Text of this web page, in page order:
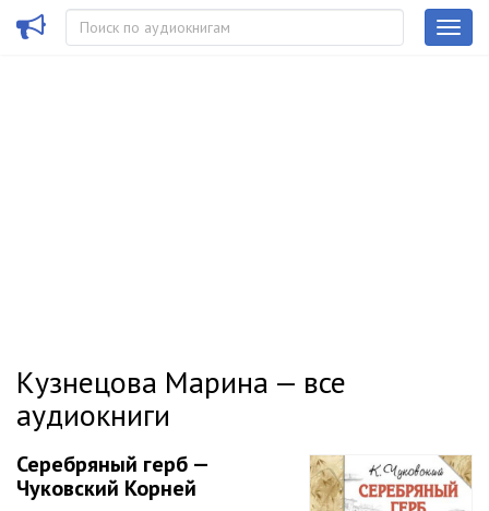
Кузнецова Марина — все
аудиокниги
Серебряный герб —
Чуковский Корней